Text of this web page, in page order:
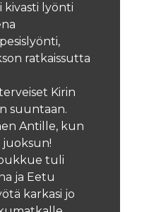
kivasti lyönti
ratkaissutta
Kirin
suuntaan.
Antille, kun
tuli
ja Eetu
karkasi jo